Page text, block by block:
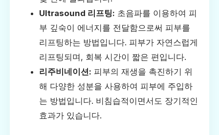
Ultrasound 리프팅: 초음파를 이용하여 피
부 깊숙이 에너지를 전달함으로써 피부를
리프팅하는 방법입니다. 피부가 자연스럽게
리프팅되며, 회복 시간이 짧은 편입니다.
리주비네이션: 피부의 재생을 촉진하기 위
해 다양한 성분을 사용하여 피부에 주입하
는 방법입니다. 비침습적이면서도 장기적인
효과가 있습니다.